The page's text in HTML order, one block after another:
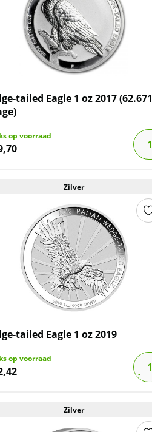
tailed Eagle 1 oz 2017 (62.671
op voorraad
Zilver
tailed Eagle 1 oz 2019
op voorraad
Zilver